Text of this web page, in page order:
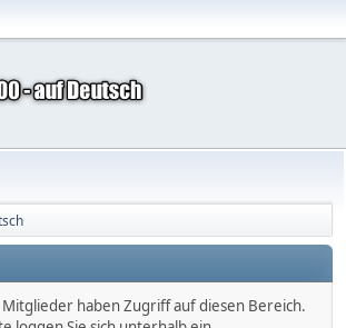
haben Zugriff auf diesen Bereich.